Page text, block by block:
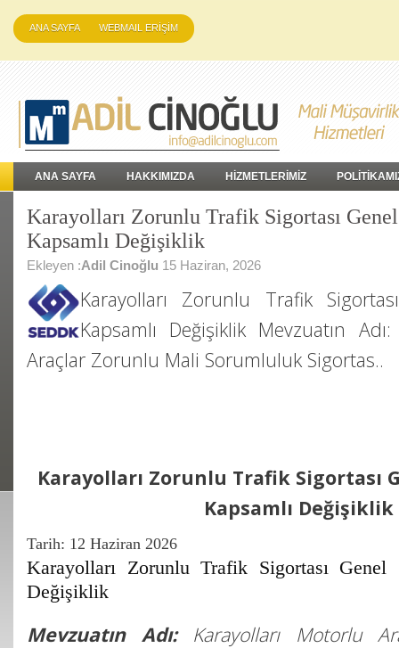
ANA SAYFA WEBMAIL ERİŞİM
ANA SAYFA HAKKIMIZDA HİZMETLERİMİZ
Karayolları Zorunlu Trafik Sigortası
Kapsamlı Değişiklik
Ekleyen :Adil Cinoğlu 15 Haziran, 2026
Karayolları Zorunlu Trafik
Kapsamlı Değişiklik Mevzuatın
Araçlar Zorunlu Mali Sorumluluk Sigortas..
Karayolları Zorunlu Trafik Sigortası
Kapsamlı Değişiklik
Tarih: 12 Haziran 2026
Karayolları Zorunlu Trafik Sigortası Genel
Değişiklik
Mevzuatın Adı:Karayolları Motorlu